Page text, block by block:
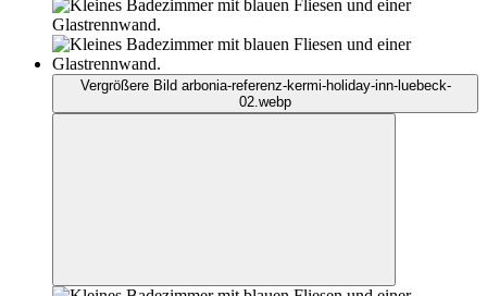
Vergrößere Bild arbonia-referenz-kermi-holiday-inn-luebeck-
02.webp